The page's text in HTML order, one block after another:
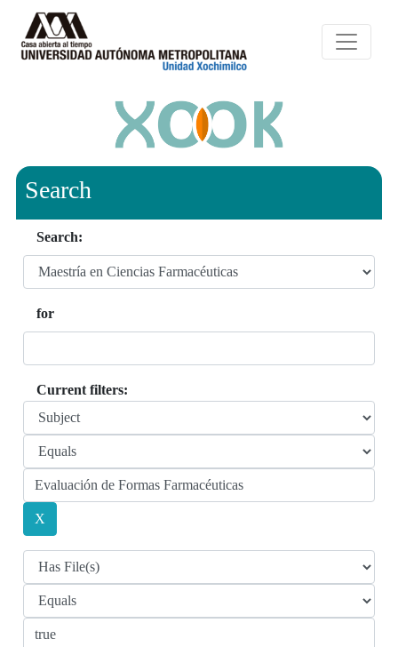
Search
Search:
for
Current filters: